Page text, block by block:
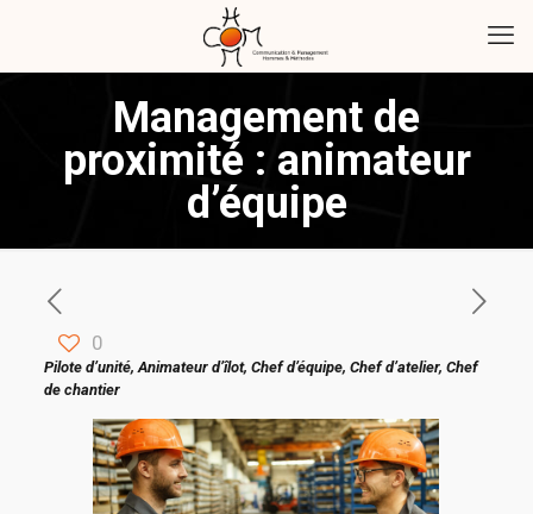
Management de
proximité : animateur
d’équipe
0
Pilote d’unité, Animateur d’îlot, Chef d’équipe, Chef d’atelier, Chef
de chantier